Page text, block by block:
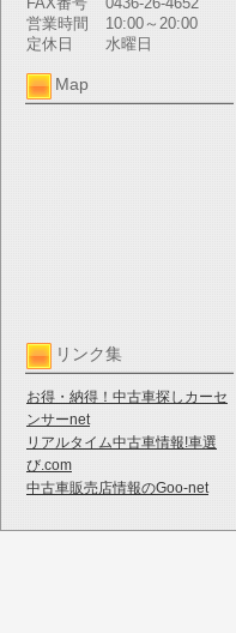
営業時間
10:00～20:00
定休日
水曜日
Map
リンク集
お得・納得！中古車探しカーセ
ンサーnet
リアルタイム中古車情報!車選
び.com
中古車販売店情報のGoo-net